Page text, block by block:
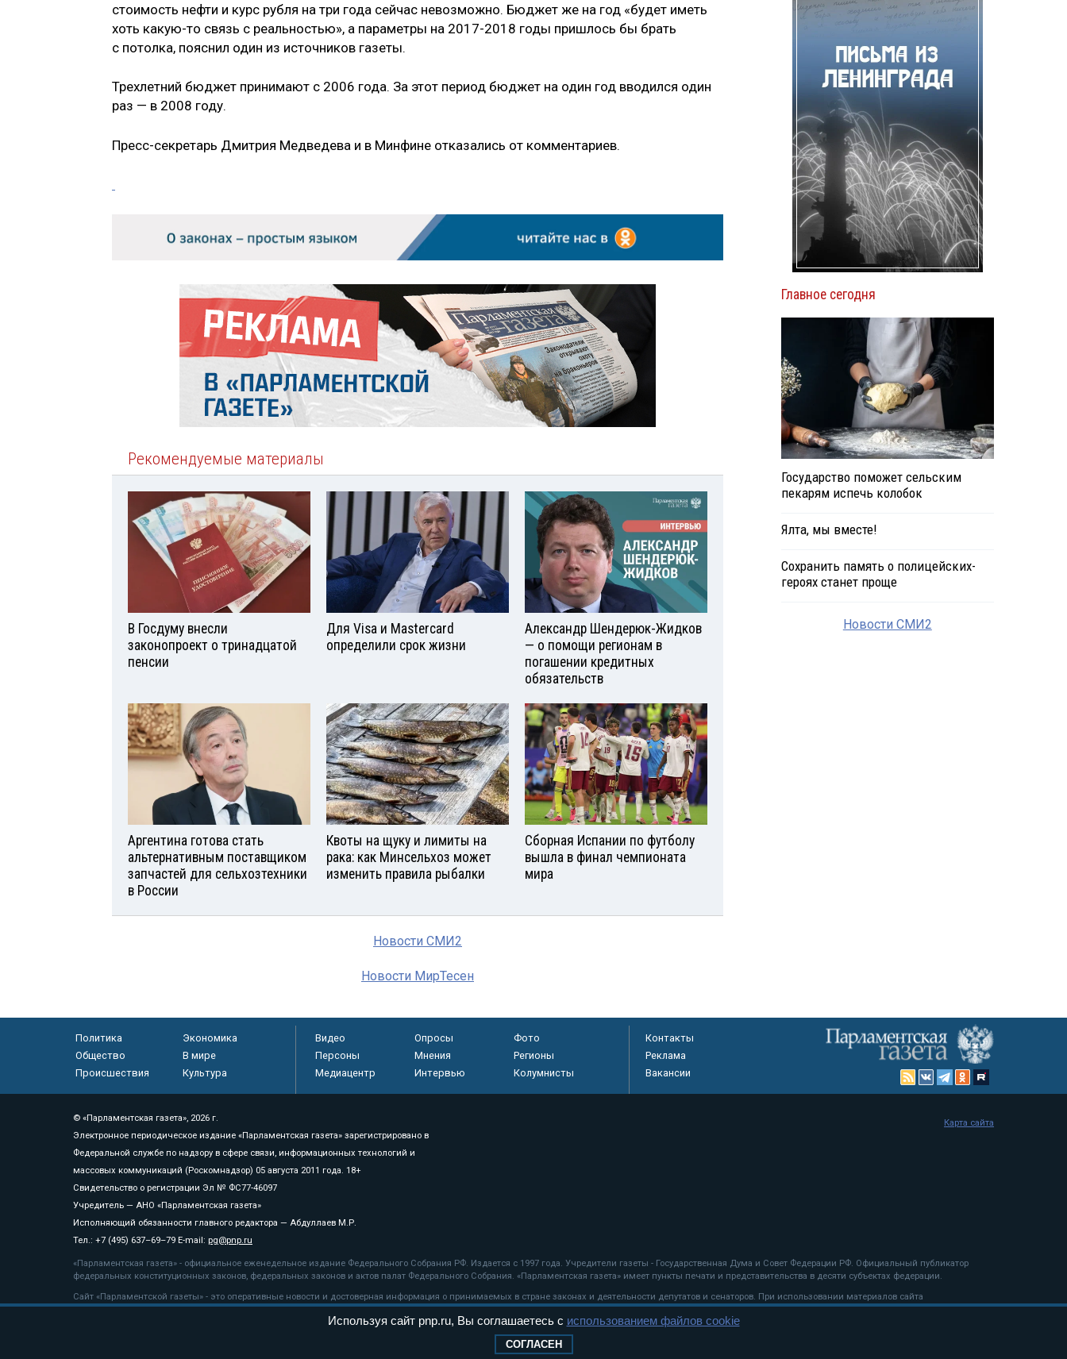
стоимость нефти и курс рубля на три года сейчас невозможно. Бюджет же на год «будет иметь
хоть какую-то связь с реальностью», а параметры на 2017-2018 годы пришлось бы брать
с потолка, пояснил один из источников газеты.
Трехлетний бюджет принимают с 2006 года. За этот период бюджет на один год вводился один
раз — в 2008 году.
Пресс-секретарь Дмитрия Медведева и в Минфине отказались от комментариев.
Рекомендуемые материалы
В Госдуму внесли
законопроект о тринадцатой
пенсии
Для Visа и Mastercard
определили срок жизни
Александр Шендерюк-Жидков
— о помощи регионам в
погашении кредитных
обязательств
Аргентина готова стать
альтернативным поставщиком
запчастей для сельхозтехники
в России
Квоты на щуку и лимиты на
рака: как Минсельхоз может
изменить правила рыбалки
Сборная Испании по футболу
вышла в финал чемпионата
мира
Новости СМИ2
Новости МирТесен
Главное сегодня
Государство поможет сельским
пекарям испечь колобок
Ялта, мы вместе!
Сохранить память о полицейских-
героях станет проще
Новости СМИ2
Политика
Экономика
Общество
В мире
Происшествия
Культура
Видео Опросы
Фото
Персоны
Мнения
Регионы
Медиацентр
Интервью Колумнисты
Контакты
Реклама
Вакансии
© «Парламентская газета», 2026 г.
Электронное периодическое издание «Парламентская газета» зарегистрировано в
Федеральной службе по надзору в сфере связи, информационных технологий и
массовых коммуникаций (Роскомнадзор) 05 августа 2011 года. 18+
Свидетельство о регистрации Эл № ФС77-46097
Учредитель — АНО «Парламентская газета»
Исполняющий обязанности главного редактора — Абдуллаев М.Р.
Тел.: +7 (495) 637–69–79 E-mail: pg@pnp.ru
«Парламентская газета» - официальное еженедельное издание Федерального Собрания РФ. Издается с 1997 года. Учредители газеты - Государственная Дума и Совет Федерации РФ. Официальный публикатор
федеральных конституционных законов, федеральных законов и актов палат Федерального Собрания. «Парламентская газета» имеет пункты печати и представительства в десяти субъектах федерации.
Сайт «Парламентской газеты» - это оперативные новости и достоверная информация о принимаемых в стране законах и деятельности депутатов и сенаторов. При использовании материалов сайта
«Парламентской газеты» активная ссылка на pnp.ru обязательна.
рекомендательные технологии
Карта сайта
Используя сайт pnp.ru, Вы соглашаетесь с использованием файлов cookie
СОГЛАСЕН